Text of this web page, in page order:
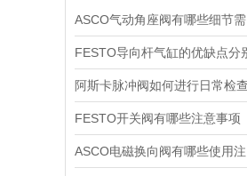
阿斯卡脉冲阀如何进行日常检查
FESTO开关阀有哪些注意事项